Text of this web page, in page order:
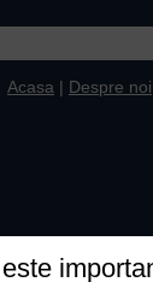
Acasa | Despre noi